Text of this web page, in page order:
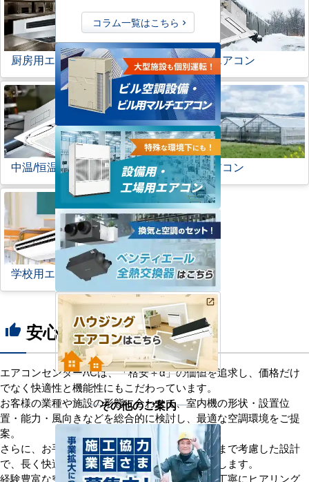
厨房用エアコン 寒冷地用エアコン
中温/恒温用エアコン 農業用エアコン
学校用エアコン
thumb_up 安心の8つのポイント
エアコンセンターACは、「格安＋α」の価値を追求し、価格だけ
でなく快適性と機能性にもこだわっています。
お客様の業種や施設の形態に合わせて、室内機の形状・設置位
置・能力・風向きなどを総合的に検討し、最適な空調環境をご提
案。
さらに、お手入れのしやすさやメンテナンス性まで考慮した設計
で、長く快適にご使用いただけるようサポートします。
経験豊富な空調技術者が現場の状況やご要望を丁寧にヒアリング
コラム一覧はこちら
その他のご案内